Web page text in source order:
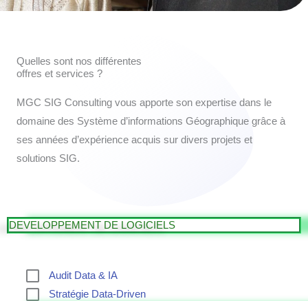
Quelles sont nos différentes
offres et services ?
MGC SIG Consulting vous apporte son expertise dans le
domaine des Système d’informations Géographique grâce à
ses années d’expérience acquis sur divers projets et
solutions SIG.
DEVELOPPEMENT DE LOGICIELS
Audit Data & IA
Stratégie Data-Driven